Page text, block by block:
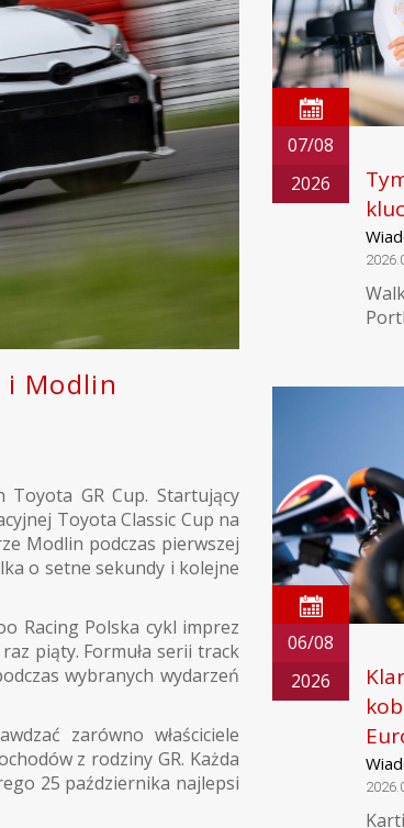
i Modlin
Toyota GR Cup. Startujący
Toyota Classic Cup na
Modlin podczas pierwszej
o setne sekundy i kolejne
Racing Polska cykl imprez
piąty. Formuła serii track
wybranych wydarzeń
zarówno właściciele
z rodziny GR. Każda
25 października najlepsi
07/08
2026
06/08
2026